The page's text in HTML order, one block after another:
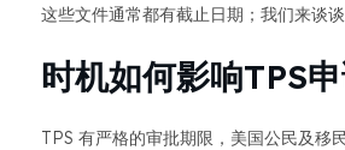
这些文件通常都有截止日期；我们来谈谈
时机如何影响TPS
TPS 有严格的审批期限，美国公民及移